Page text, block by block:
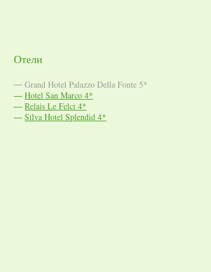
Отели
Grand Hotel Palazzo Della Fonte 5*
Hotel San Marco 4*
Relais Le Felci 4*
Silva Hotel Splendid 4*